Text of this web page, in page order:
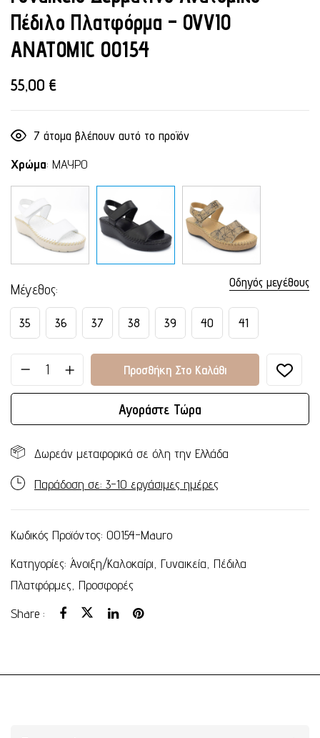
Πέδιλο Πλατφόρμα – OVVIO
ANATOMIC 00154
55,00 €
7 άτομα βλέπουν αυτό το προϊόν
Χρώμα: ΜΑΥΡΟ
Οδηγός μεγέθους
Μέγεθος
35 36 37 38 39 40 41
Προσθήκη Στο Καλάθι
Αγοράστε Τώρα
Δωρεάν μεταφορικά σε όλη την Ελλάδα
Παράδοση σε: 3-10 εργάσιμες ημέρες
Κωδικός Προϊόντος: 00154-Mauro
Κατηγορίες: Άνοιξη/Καλοκαίρι Γυναικεία Πέδιλα
Πλατφόρμες Προσφορές
Share :